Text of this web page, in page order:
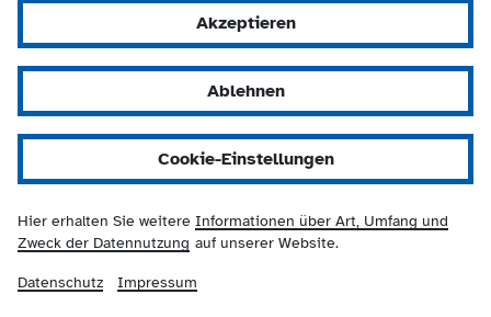
Akzeptieren
Ablehnen
Cookie-Einstellungen
Hier erhalten Sie weitere Informationen über Art, Umfang und
Zweck der Datennutzung auf unserer Website.
Datenschutz Impressum